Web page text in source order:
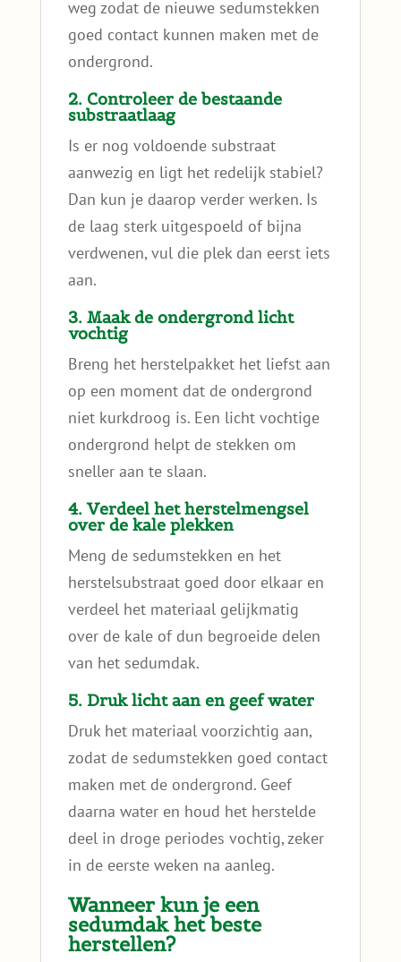
weg zodat de nieuwe sedumstekken
goed contact kunnen maken met de
ondergrond.
2. Controleer de bestaande
substraatlaag
Is er nog voldoende substraat
aanwezig en ligt het redelijk stabiel?
Dan kun je daarop verder werken. Is
de laag sterk uitgespoeld of bijna
verdwenen, vul die plek dan eerst iets
aan.
3. Maak de ondergrond licht
vochtig
Breng het herstelpakket het liefst aan
op een moment dat de ondergrond
niet kurkdroog is. Een licht vochtige
ondergrond helpt de stekken om
sneller aan te slaan.
4. Verdeel het herstelmengsel
over de kale plekken
Meng de sedumstekken en het
herstelsubstraat goed door elkaar en
verdeel het materiaal gelijkmatig
over de kale of dun begroeide delen
van het sedumdak.
5. Druk licht aan en geef water
Druk het materiaal voorzichtig aan,
zodat de sedumstekken goed contact
maken met de ondergrond. Geef
daarna water en houd het herstelde
deel in droge periodes vochtig, zeker
in de eerste weken na aanleg.
Wanneer kun je een
sedumdak het beste
herstellen?